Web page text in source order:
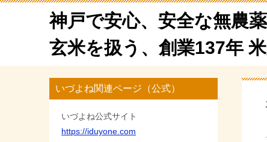
神戸で安心、安全な無農
玄米を扱う、創業137年
いづよね関連ページ（公式）
いづよね公式サイト
https://iduyone.com